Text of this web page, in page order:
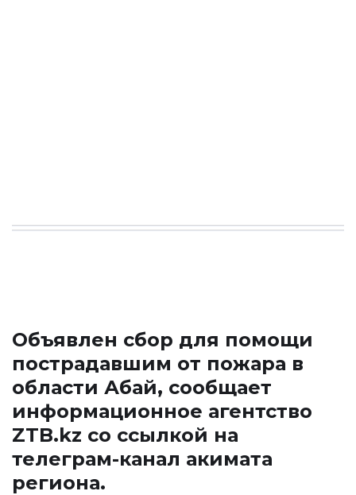
Объявлен сбор для помощи
пострадавшим от пожара в
области Абай, сообщает
информационное агентство
ZTB.kz со ссылкой на
телеграм-канал акимата
региона.